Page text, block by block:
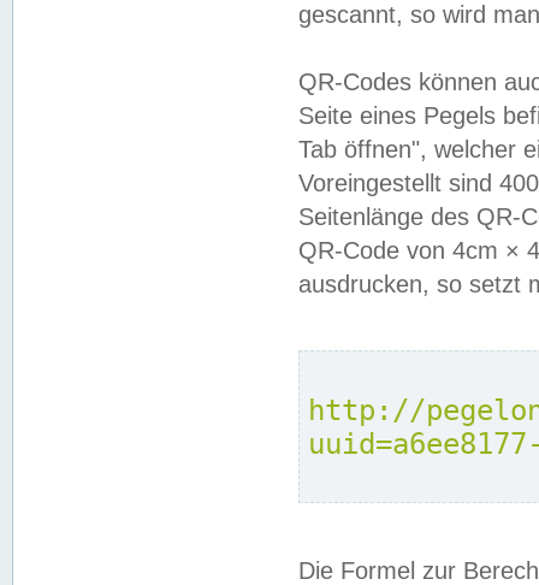
gescannt, so wird
QR-Codes können
Seite eines Pegels
Tab öffnen", welcher
Voreingestellt sind
Seitenlänge des QR-
QR-Code von 4cm ×
ausdrucken, so setzt
http://
Die Formel zur